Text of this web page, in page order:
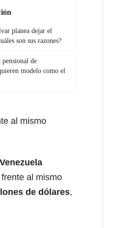
planea dejar el
son sus razones?
pensional de
modelo como el
al mismo
al mismo
de dólares,